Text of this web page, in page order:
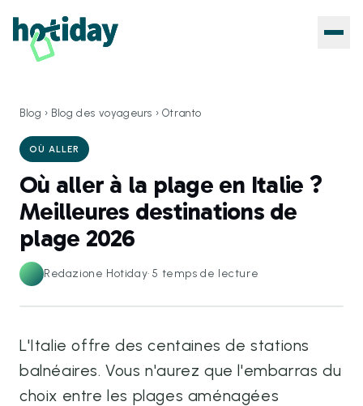
Blog › Blog des voyageurs › Otranto
OÙ ALLER
Où aller à la plage en Italie ?
Meilleures destinations de
plage 2026
Redazione Hotiday·5 temps de lecture
L'Italie offre des centaines de stations
balnéaires. Vous n'aurez que l'embarras du
choix entre les plages aménagées